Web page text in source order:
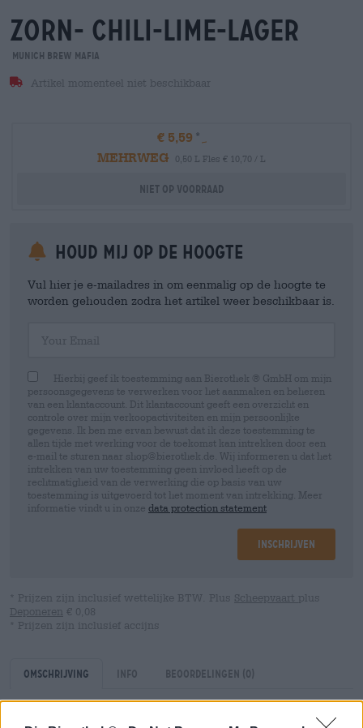
zorn- chili-lime-lager
Munich Brew Mafia
Artikel momenteel niet beschikbaar
€ 5,59
MEHRWEG
0,50 L Fles € 10,70 / L
Niet op voorraad
Houd mij op de hoogte
Vul hier je e-mailadres in om eenmalig op de hoogte te
worden gehouden zodra het artikel weer beschikbaar is.
Hierbij geef ik toestemming aan Bierothek ® GmbH om mijn
persoonsgegevens te verwerken voor het aanmaken en beheren
van een klantaccount. Dit klantaccount geeft een overzicht en
controle over mijn verkoopactiviteiten en mijn persoonlijke
gegevens. Ik ben me ervan bewust dat ik deze toestemming te
allen tijde met werking voor de toekomst kan intrekken door een
e-mail te sturen naar shop@bierothek.de. Wij informeren u dat het
intrekken van uw toestemming geen invloed heeft op de
rechtmatigheid van de verwerking die op basis van uw
toestemming is uitgevoerd tot het moment van intrekking. Meer
informatie vindt u in onze data protection statement
Inschrijven
* Prijzen zijn inclusief wettelijke BTW. Plus Scheepvaart plus
Deponeren € 0,08
* Prijzen zijn inclusief accijns
Omschrijving Info Beoordelingen (0)